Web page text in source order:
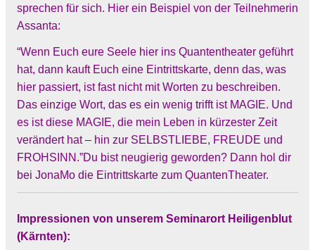
sprechen für sich. Hier ein Beispiel von der Teilnehmerin
Assanta:
“Wenn Euch eure Seele hier ins Quantentheater geführt
hat, dann kauft Euch eine Eintrittskarte, denn das, was
hier passiert, ist fast nicht mit Worten zu beschreiben.
Das einzige Wort, das es ein wenig trifft ist MAGIE. Und
es ist diese MAGIE, die mein Leben in kürzester Zeit
verändert hat – hin zur SELBSTLIEBE, FREUDE und
FROHSINN.”Du bist neugierig geworden? Dann hol dir
bei JonaMo die Eintrittskarte zum QuantenTheater.
Impressionen von unserem Seminarort Heiligenblut
(Kärnten):